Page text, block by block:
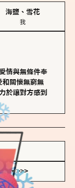
海鹽、雪花
我
情與無條件奉
和關懷無窮無
於讓對方感到
析 >>>